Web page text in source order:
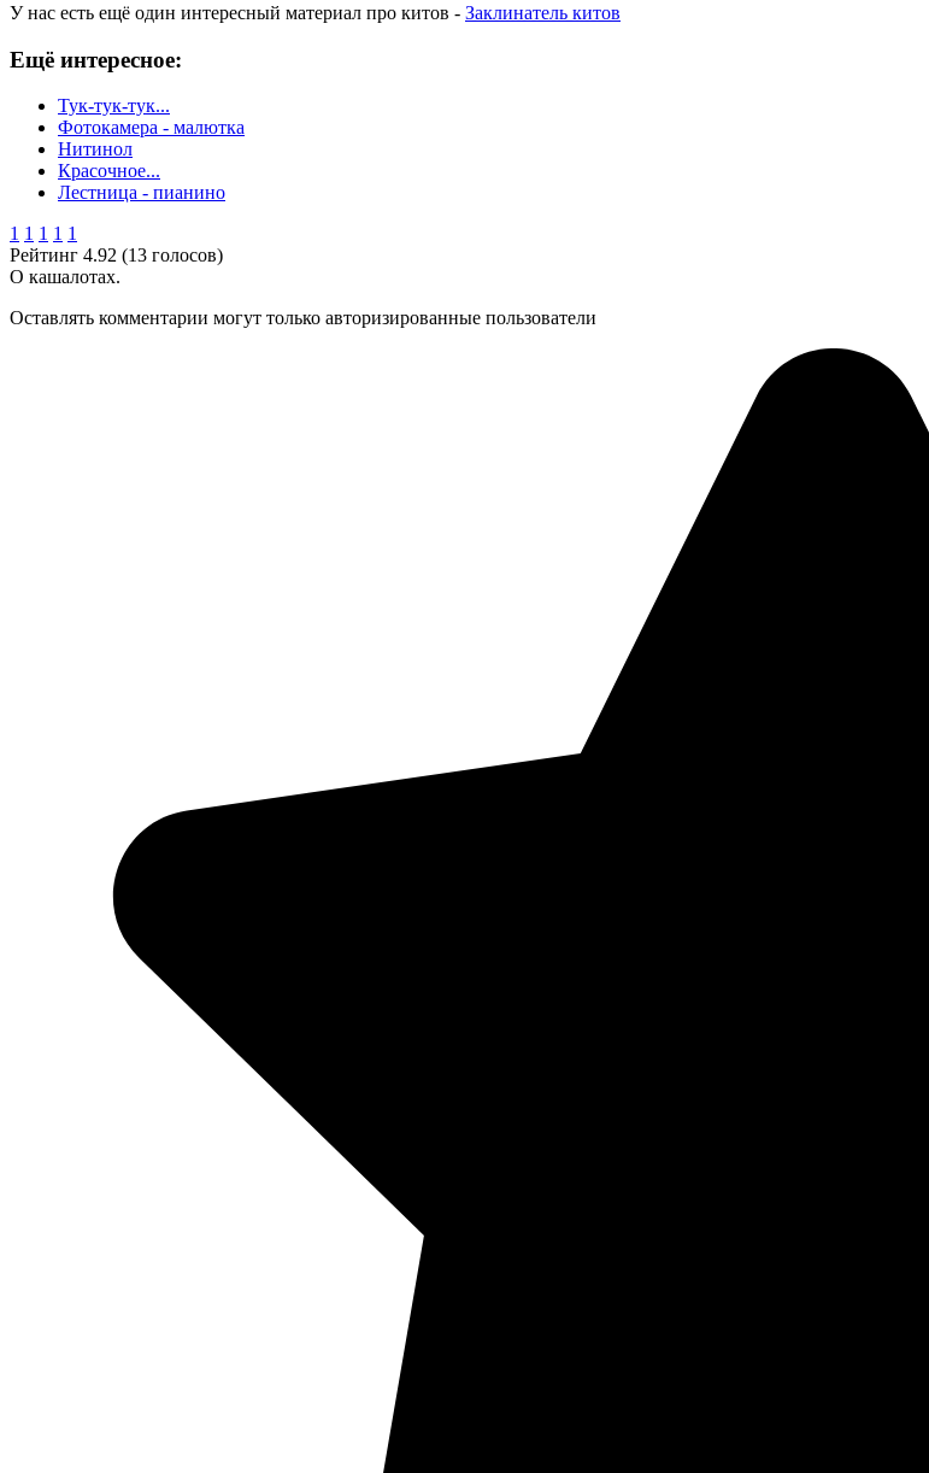
У нас есть ещё один интересный материал про китов - Заклинатель китов
Ещё интересное:
Тук-тук-тук...
Фотокамера - малютка
Нитинол
Красочное...
Лестница - пианино
1 1 1 1 1
Рейтинг 4.92 (13 голосов)
О кашалотах.
Оставлять комментарии могут только авторизированные пользователи